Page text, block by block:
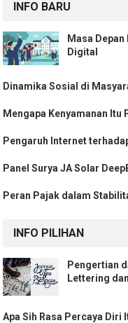
INFO BARU
Masa
Digital
Dinamika Sosial di
Mengapa Kenyamanan
Pengaruh Internet
Panel Surya JA Solar
Peran Pajak dalam
INFO PILIHAN
Pengertian
Lettering
Apa Sih Rasa Percaya Diri